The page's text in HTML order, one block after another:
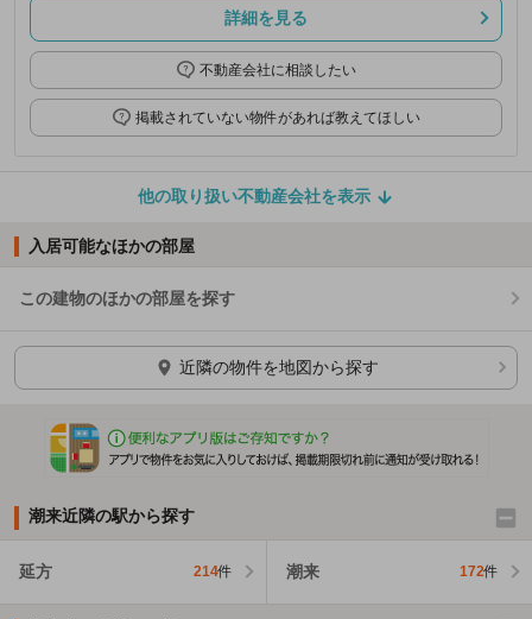
詳細を見る
不動産会社に相談したい
掲載されていない物件があれば教えてほしい
他の取り扱い不動産会社を表示
入居可能なほかの部屋
この建物のほかの部屋を探す
ほかの部屋を検索中…
近隣の物件を地図から探す
潮来近隣の駅から探す
延方 214件 潮来 172件